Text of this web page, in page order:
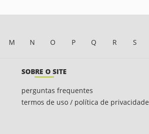
M N O P Q R S
SOBRE O SITE
perguntas frequentes
termos de uso / política de privacidade